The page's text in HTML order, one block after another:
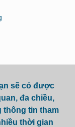
sẽ có được
đa chiều,
tin tham
thời gian